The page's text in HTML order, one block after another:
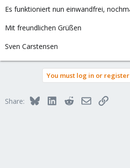
Es funktioniert nun einwandfrei,
Mit freundlichen Grüßen
Sven Carstensen
You must log in or
Share: BlueskyLinkedInRedditEmailLink